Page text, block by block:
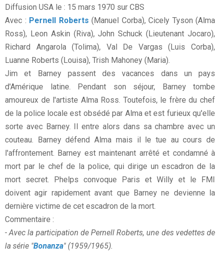
Diffusion USA le : 15 mars 1970 sur CBS
Avec : Pernell Roberts (Manuel Corba), Cicely Tyson (Alma
Ross), Leon Askin (Riva), John Schuck (Lieutenant Jocaro),
Richard Angarola (Tolima), Val De Vargas (Luis Corba),
Luanne Roberts (Louisa), Trish Mahoney (Maria).
Jim et Barney passent des vacances dans un pays
d'Amérique latine. Pendant son séjour, Barney tombe
amoureux de l'artiste Alma Ross. Toutefois, le frère du chef
de la police locale est obsédé par Alma et est furieux qu'elle
sorte avec Barney. Il entre alors dans sa chambre avec un
couteau. Barney défend Alma mais il le tue au cours de
l'affrontement. Barney est maintenant arrêté et condamné à
mort par le chef de la police, qui dirige un escadron de la
mort secret. Phelps convoque Paris et Willy et le FMI
doivent agir rapidement avant que Barney ne devienne la
dernière victime de cet escadron de la mort.
Commentaire :
- Avec la participation de Pernell Roberts, une des vedettes de
la série "Bonanza" (1959/1965).